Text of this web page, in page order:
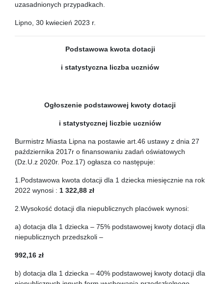
uzasadnionych przypadkach.
Lipno, 30 kwiecień 2023 r.
Podstawowa kwota dotacji
i statystyczna liczba uczniów
Ogłoszenie podstawowej kwoty dotacji
i statystycznej liczbie uczniów
Burmistrz Miasta Lipna na postawie art.46 ustawy z dnia 27
października 2017r o finansowaniu zadań oświatowych
(Dz.U.z 2020r. Poz.17) ogłasza co następuje:
1.Podstawowa kwota dotacji dla 1 dziecka miesięcznie na rok
2022 wynosi : 1 322,88 zł
2.Wysokość dotacji dla niepublicznych placówek wynosi:
a) dotacja dla 1 dziecka – 75% podstawowej kwoty dotacji dla
niepublicznych przedszkoli –
992,16 zł
b) dotacja dla 1 dziecka – 40% podstawowej kwoty dotacji dla